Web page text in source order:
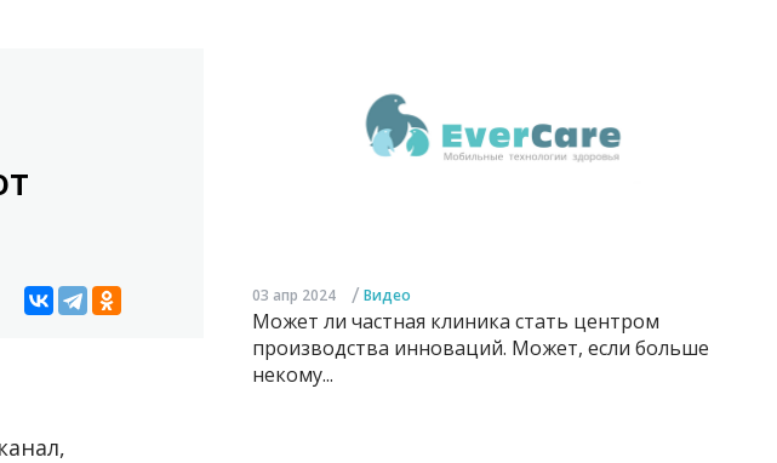
03 апр 2024 / Видео
Может ли частная клиника стать центром
производства инноваций. Может, если больше
некому...